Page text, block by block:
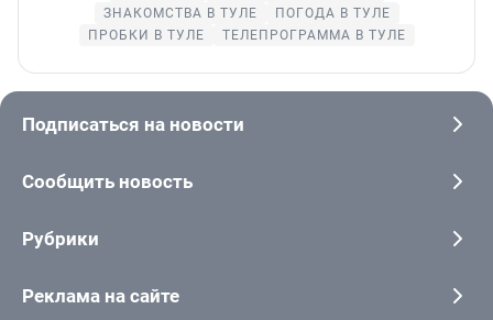
ЗНАКОМСТВА В ТУЛЕ
ПОГОДА В ТУЛЕ
ПРОБКИ В ТУЛЕ
ТЕЛЕПРОГРАММА В ТУЛЕ
Подписаться на новости
Сообщить новость
Рубрики
Реклама на сайте